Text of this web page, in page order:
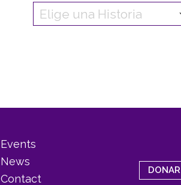
Events
News
Contact
DONAR